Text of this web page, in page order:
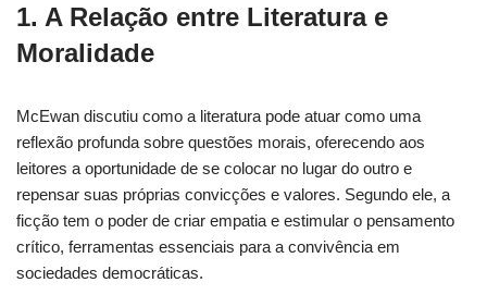
1. A Relação entre Literatura e
Moralidade
McEwan discutiu como a literatura pode atuar como uma
reflexão profunda sobre questões morais, oferecendo aos
leitores a oportunidade de se colocar no lugar do outro e
repensar suas próprias convicções e valores. Segundo ele, a
ficção tem o poder de criar empatia e estimular o pensamento
crítico, ferramentas essenciais para a convivência em
sociedades democráticas.